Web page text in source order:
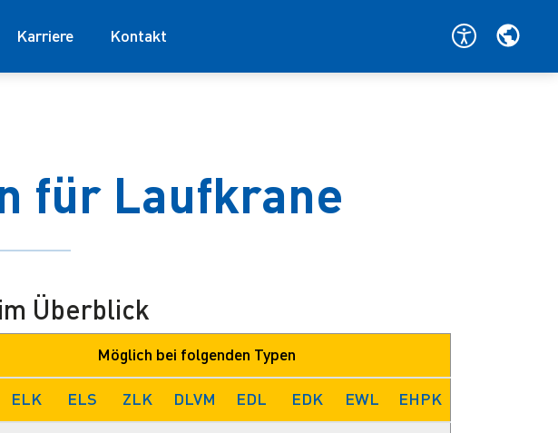
Karriere Kontakt
für Laufkrane
Überblick
Möglich bei folgenden Typen
ELK ELS ZLK DLVM EDL EDK EWL EHPK